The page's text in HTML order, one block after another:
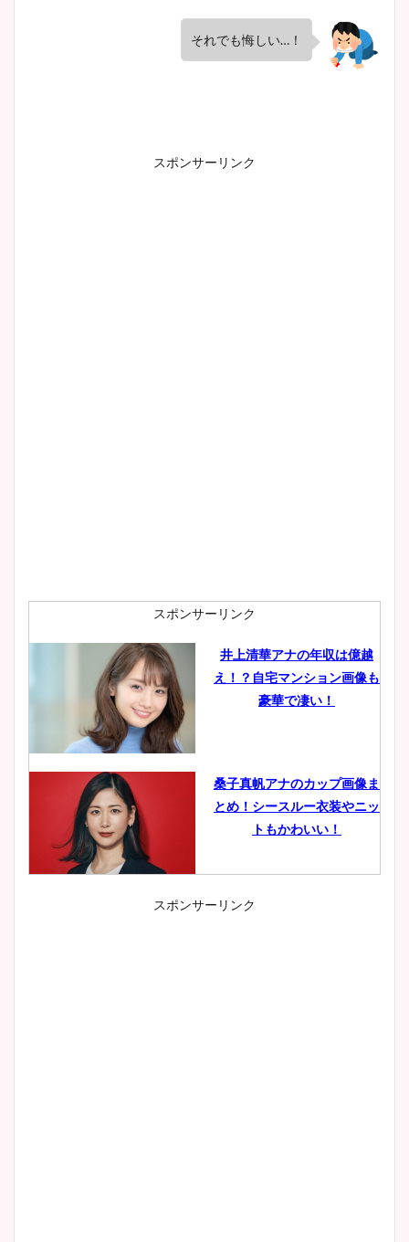
それでも悔しい…！
スポンサーリンク
スポンサーリンク
井上清華アナの年収は億越
え！？自宅マンション画像も
豪華で凄い！
桑子真帆アナのカップ画像ま
とめ！シースルー衣装やニッ
トもかわいい！
小室瑛莉子のカップ画像まと
スポンサーリンク